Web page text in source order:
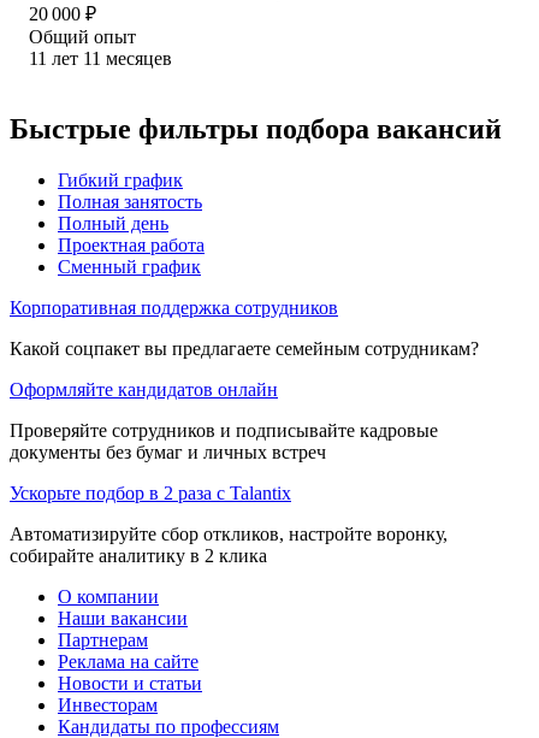
20 000 ₽
Общий опыт
11 лет 11 месяцев
Быстрые фильтры подбора вакансий
Гибкий график
Полная занятость
Полный день
Проектная работа
Сменный график
Корпоративная поддержка сотрудников
Какой соцпакет вы предлагаете семейным сотрудникам?
Оформляйте кандидатов онлайн
Проверяйте сотрудников и подписывайте кадровые
документы без бумаг и личных встреч
Ускорьте подбор в 2 раза с Talantix
Автоматизируйте сбор откликов, настройте воронку,
собирайте аналитику в 2 клика
О компании
Наши вакансии
Партнерам
Реклама на сайте
Новости и статьи
Инвесторам
Кандидаты по профессиям